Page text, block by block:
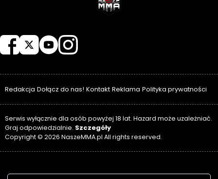
Redakcja Dołącz do nas! Kontakt Reklama Polityka prywatności
Serwis wyłącznie dla osób powyżej 18 lat. Hazard może uzależniać.
Graj odpowiedzialnie. Szczegóły
Copyright © 2026 NaszeMMA.pl All rights reserved.